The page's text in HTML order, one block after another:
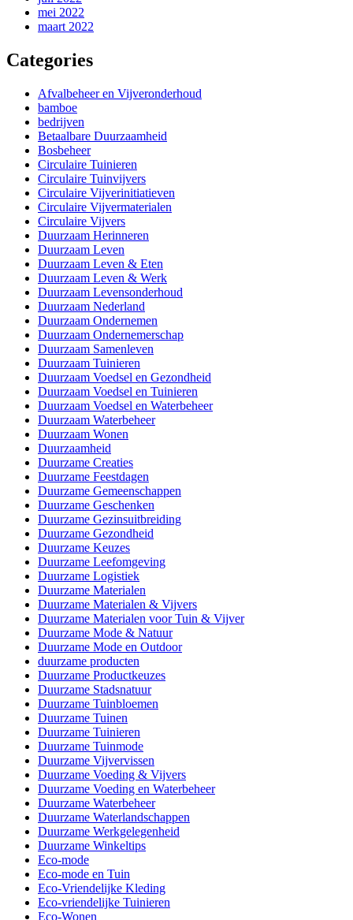
mei 2022
maart 2022
Categories
Afvalbeheer en Vijveronderhoud
bamboe
bedrijven
Betaalbare Duurzaamheid
Bosbeheer
Circulaire Tuinieren
Circulaire Tuinvijvers
Circulaire Vijverinitiatieven
Circulaire Vijvermaterialen
Circulaire Vijvers
Duurzaam Herinneren
Duurzaam Leven
Duurzaam Leven & Eten
Duurzaam Leven & Werk
Duurzaam Levensonderhoud
Duurzaam Nederland
Duurzaam Ondernemen
Duurzaam Ondernemerschap
Duurzaam Samenleven
Duurzaam Tuinieren
Duurzaam Voedsel en Gezondheid
Duurzaam Voedsel en Tuinieren
Duurzaam Voedsel en Waterbeheer
Duurzaam Waterbeheer
Duurzaam Wonen
Duurzaamheid
Duurzame Creaties
Duurzame Feestdagen
Duurzame Gemeenschappen
Duurzame Geschenken
Duurzame Gezinsuitbreiding
Duurzame Gezondheid
Duurzame Keuzes
Duurzame Leefomgeving
Duurzame Logistiek
Duurzame Materialen
Duurzame Materialen & Vijvers
Duurzame Materialen voor Tuin & Vijver
Duurzame Mode & Natuur
Duurzame Mode en Outdoor
duurzame producten
Duurzame Productkeuzes
Duurzame Stadsnatuur
Duurzame Tuinbloemen
Duurzame Tuinen
Duurzame Tuinieren
Duurzame Tuinmode
Duurzame Vijvervissen
Duurzame Voeding & Vijvers
Duurzame Voeding en Waterbeheer
Duurzame Waterbeheer
Duurzame Waterlandschappen
Duurzame Werkgelegenheid
Duurzame Winkeltips
Eco-mode
Eco-mode en Tuin
Eco-Vriendelijke Kleding
Eco-vriendelijke Tuinieren
Eco-Wonen